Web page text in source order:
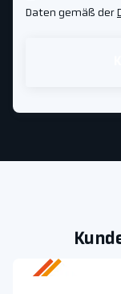
Daten gemäß der